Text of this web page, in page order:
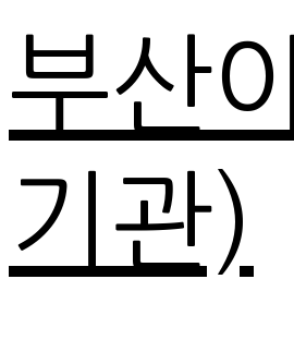
부산
기관)